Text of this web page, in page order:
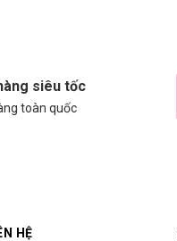
siêu tốc
toàn quốc
HỆ